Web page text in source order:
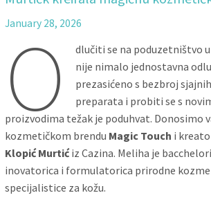
January 28, 2026
O
dlučiti se na poduzetništvo
nije nimalo jednostavna
prezasićeno s bezbroj
preparata i probiti se s
proizvodima težak je poduhvat. Donosimo
kozmetičkom brendu Magic Touch i
Klopić Murtićiz Cazina. Meliha je
inovatorica i formulatorica prirodne
specijalistice za kožu.